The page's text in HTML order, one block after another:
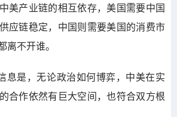
美产业链的相互依存，美国需要中国
应链稳定，中国则需要美国的消费市
离不开谁。
息是，无论政治如何博弈，中美在实
合作依然有巨大空间，也符合双方根